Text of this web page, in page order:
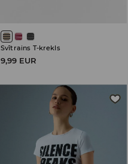
Svītrains T-krekls
9,99 EUR